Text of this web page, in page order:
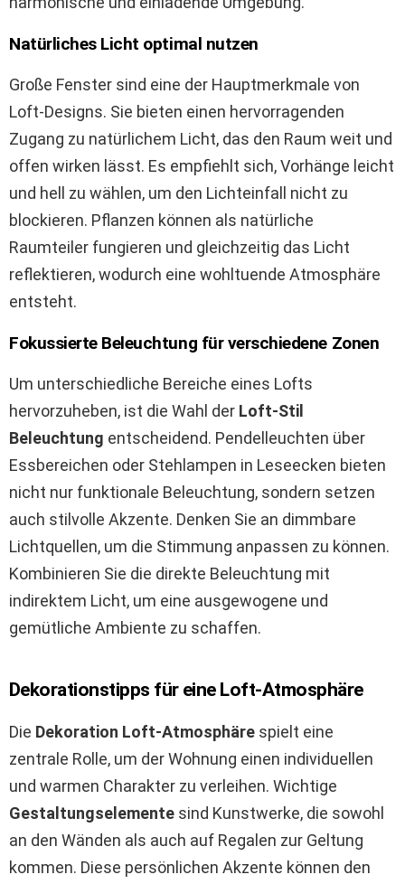
Natürliches Licht optimal nutzen
Große Fenster sind eine der Hauptmerkmale von
Loft-Designs. Sie bieten einen hervorragenden
Zugang zu natürlichem Licht, das den Raum weit und
offen wirken lässt. Es empfiehlt sich, Vorhänge leicht
und hell zu wählen, um den Lichteinfall nicht zu
blockieren. Pflanzen können als natürliche
Raumteiler fungieren und gleichzeitig das Licht
reflektieren, wodurch eine wohltuende Atmosphäre
entsteht.
Fokussierte Beleuchtung für verschiedene Zonen
Um unterschiedliche Bereiche eines Lofts
hervorzuheben, ist die Wahl der Loft-Stil
Beleuchtung entscheidend. Pendelleuchten über
Essbereichen oder Stehlampen in Leseecken bieten
nicht nur funktionale Beleuchtung, sondern setzen
auch stilvolle Akzente. Denken Sie an dimmbare
Lichtquellen, um die Stimmung anpassen zu können.
Kombinieren Sie die direkte Beleuchtung mit
indirektem Licht, um eine ausgewogene und
gemütliche Ambiente zu schaffen.
Dekorationstipps für eine Loft-Atmosphäre
Die Dekoration Loft-Atmosphäre spielt eine
zentrale Rolle, um der Wohnung einen individuellen
und warmen Charakter zu verleihen. Wichtige
Gestaltungselemente sind Kunstwerke, die sowohl
an den Wänden als auch auf Regalen zur Geltung
kommen. Diese persönlichen Akzente können den